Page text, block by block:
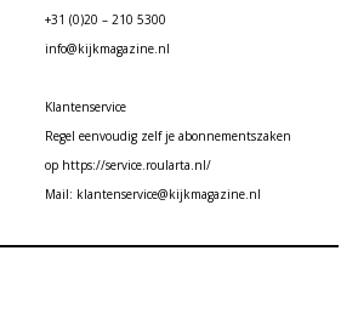
+31 (0)20 – 210 5300
info@kijkmagazine.nl
Klantenservice
Regel eenvoudig zelf je abonnementszaken
op https://service.roularta.nl/
Mail: klantenservice@kijkmagazine.nl